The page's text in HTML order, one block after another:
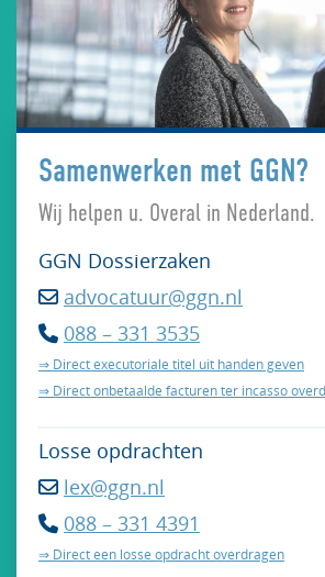
Samenwerken met GGN?
Wij helpen u. Overal in Nederland.
GGN Dossierzaken
 advocatuur@ggn.nl
 088 – 331 3535
⇒ Direct executoriale titel uit handen geven
⇒ Direct onbetaalde facturen ter incasso
Losse opdrachten
 lex@ggn.nl
 088 – 331 4391
⇒ Direct een losse opdracht overdragen